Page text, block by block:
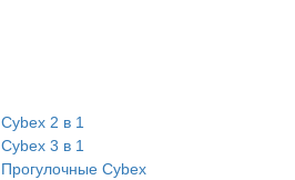
Cybex 2 в 1
Cybex 3 в 1
Прогулочные Cybex